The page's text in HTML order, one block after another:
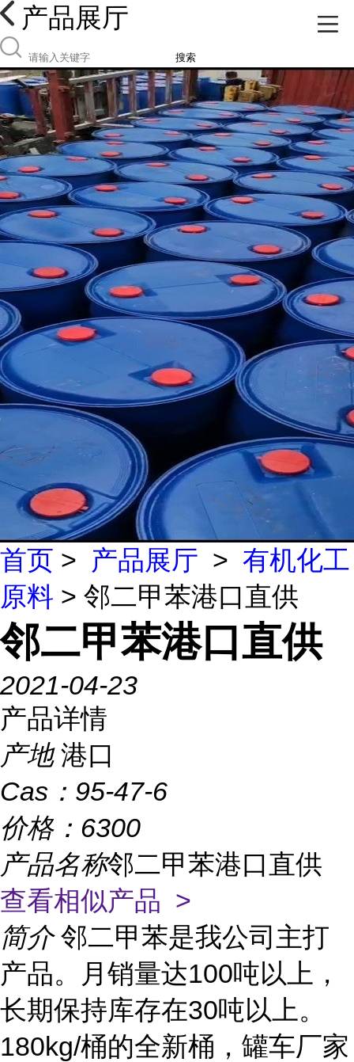
产品展厅
搜索
首页 > 产品展厅 > 有机化工
原料 > 邻二甲苯港口直供
邻二甲苯港口直供
2021-04-23
产品详情
产地 港口
Cas： 95-47-6
价格： 6300
产品名称邻二甲苯港口直供
查看相似产品 >
简介 邻二甲苯是我公司主打
产品。月销量达100吨以上，
长期保持库存在30吨以上。
180kg/桶的全新桶，罐车厂家